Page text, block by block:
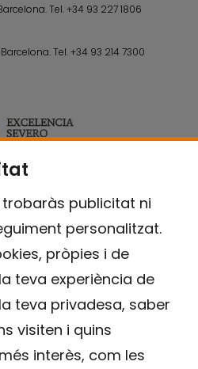
trobaràs publicitat ni
personalitzat.
pròpies i de
teva experiència de
teva privadesa, saber
visiten i quins
interès, com les
Tel.+34 93 227 1806
Barcelona.Tel.+34 93 214 7300